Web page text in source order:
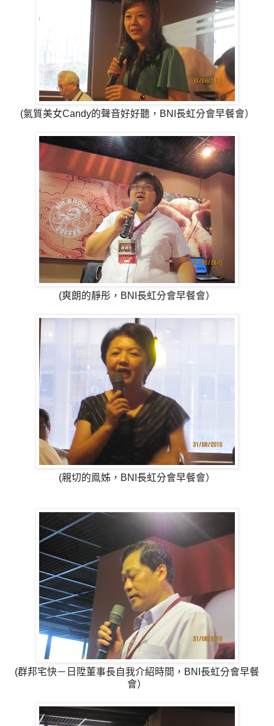
(氣質美女Candy的聲音好好聽，BNI長虹分會早餐會）
(爽朗的靜彤，BNI長虹分會早餐會）
(親切的鳯姊，BNI長虹分會早餐會）
(群邦宅快－日陞董事長自我介紹時間，BNI長虹分會早餐
會）